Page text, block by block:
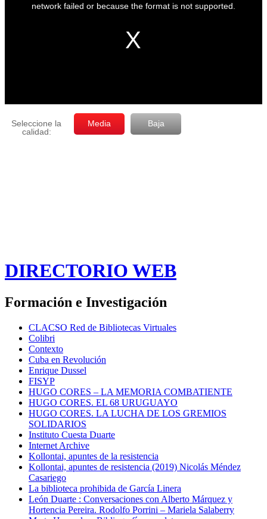
DIRECTORIO WEB
Formación e Investigación
CLACSO Red de Bibliotecas Virtuales
Colibri
Contexto
Cuba en Revolución
Enrique Dussel
FISYP
HUGO CORES – LA MEMORIA COMBATIENTE
HUGO CORES. EL 68 URUGUAYO
HUGO CORES. LA LUCHA DE LOS GREMIOS
SOLIDARIOS
Instituto Cuesta Duarte
Internet Archive
Kollontai, apuntes de la resistencia
Kollontai, apuntes de resistencia (2019) Nicolás Méndez
Casariego
La biblioteca prohibida de García Linera
León Duarte : Conversaciones con Alberto Márquez y
Hortencia Pereira. Rodolfo Porrini – Mariela Salaberry